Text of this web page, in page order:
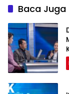
Baca Juga